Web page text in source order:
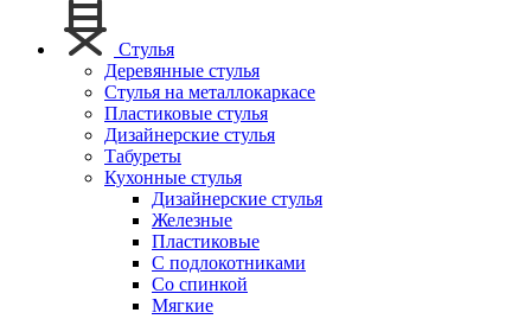
Стулья
Деревянные стулья
Стулья на металлокаркасе
Пластиковые стулья
Дизайнерские стулья
Табуреты
Кухонные стулья
Дизайнерские стулья
Железные
Пластиковые
С подлокотниками
Со спинкой
Мягкие